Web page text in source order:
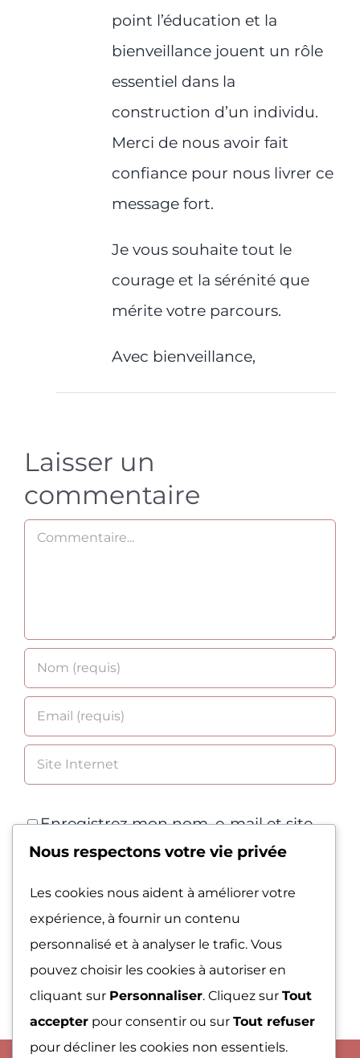
point l’éducation et la
bienveillance jouent un rôle
essentiel dans la
construction d’un individu.
Merci de nous avoir fait
confiance pour nous livrer ce
message fort.
Je vous souhaite tout le
courage et la sérénité que
mérite votre parcours.
Avec bienveillance,
Laisser un
commentaire
Commentaire
Enregistrez mon nom, e-mail et site
Web dans ce navigateur pour la
prochaine fois que je commenterai.
Nous respectons votre vie privée
Les cookies nous aident à améliorer votre
expérience, à fournir un contenu
personnalisé et à analyser le trafic. Vous
pouvez choisir les cookies à autoriser en
cliquant sur Personnaliser. Cliquez sur Tout
accepter pour consentir ou sur Tout refuser
pour décliner les cookies non essentiels.